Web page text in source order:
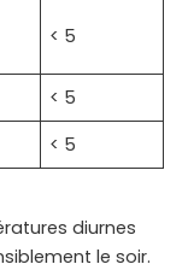
< 5
< 5
< 5
diurnes
le soir.